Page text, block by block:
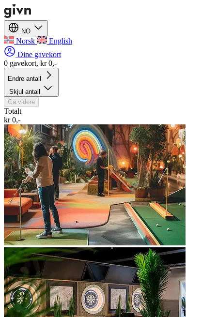
NO
Norsk
English
Dine gavekort
0 gavekort, kr 0,-
Endre antall
Skjul antall
Gå videre
Totalt
kr 0,-